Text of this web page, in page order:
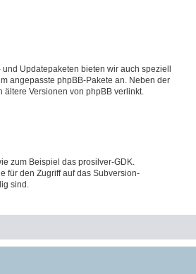
Updatepaketen bieten wir auch speziell
angepasste phpBB-Pakete an. Neben der
Versionen von phpBB verlinkt.
zum Beispiel das prosilver-GDK.
für den Zugriff auf das Subversion-
sind.